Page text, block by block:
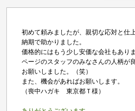
初めて頼みましたが、親切な応対と仕
納期で助かりました。
価格的にはもう少し安価な会社もあり
ページのスタッフのみなさんの人柄が
お願いしました。（笑）
また、機会があればお願いします。
（喪中ハガキ 東京都Ｔ様）